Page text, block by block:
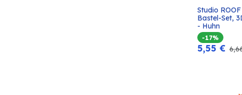
Studio
Bastel-Set,
- Huhn
-17%
5,55 €